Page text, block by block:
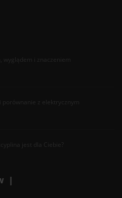
wyglądem i znaczeniem
z elektrycznym
jest dla Ciebie?